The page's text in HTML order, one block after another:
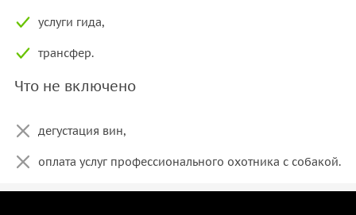
услуги гида,
трансфер.
Что не включено
дегустация вин,
оплата услуг профессионального охотника с собакой.